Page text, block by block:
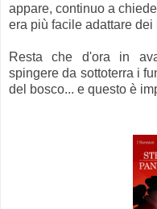
appare, continuo a
era più facile adattare
Resta che d'ora in
spingere da sottoterra i
del bosco... e questo è